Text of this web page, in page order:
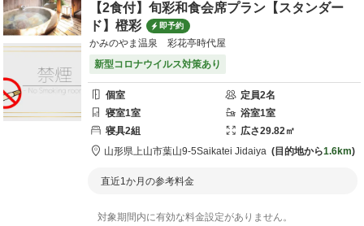
【2食付】旬彩和食会席プラン【スタンダー
ド】橙彩
即予約
かみのやま温泉 彩花亭時代屋
新型コロナウイルス対策あり
個室 定員2名
寝室1室 浴室1室
寝具2組 広さ29.82㎡
山形県上山市葉山9-5Saikatei Jidaiya 目的地から1.6km
直近1か月の参考料金
対象期間内に有効な料金設定がありません。